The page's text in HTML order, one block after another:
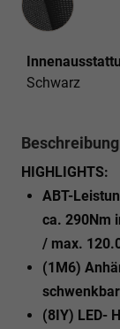
Schwarz
Beschreibung
HIGHLIGHTS:
ABT-
ca. 290Nm
/ max.
(1M6)
(8IY) LED-